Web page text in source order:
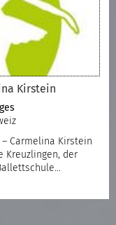
Kirstein
Carmelina Kirstein
Kreuzlingen, der